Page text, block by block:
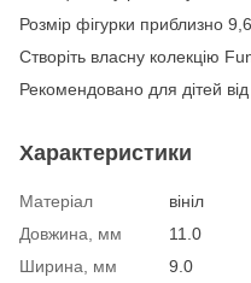
Розмір фігурки приблизно
Створіть власну колекцію
Рекомендовано для дітей від
Характеристики
Матеріал
вініл
Довжина, мм
11.0
Ширина, мм
9.0